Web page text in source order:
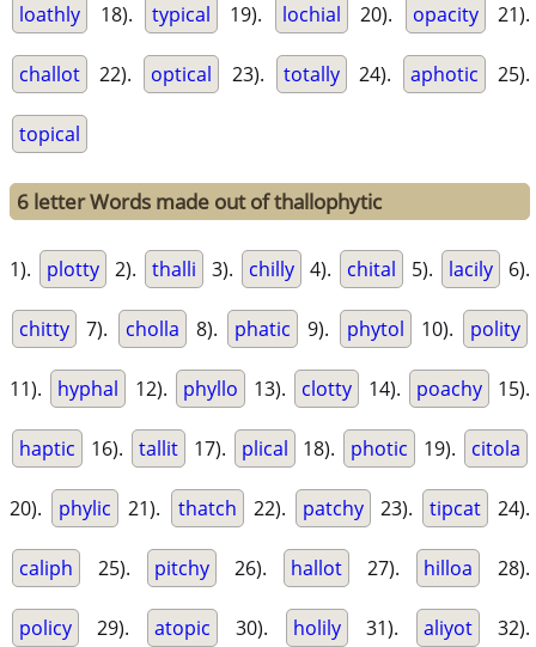
loathly 18). typical 19). lochial 20). opacity 21).
challot 22). optical 23). totally 24). aphotic 25).
topical
6 letter Words made out of thallophytic
1). plotty 2). thalli 3). chilly 4). chital 5). lacily 6).
chitty 7). cholla 8). phatic 9). phytol 10). polity
11). hyphal 12). phyllo 13). clotty 14). poachy 15).
haptic 16). tallit 17). plical 18). photic 19). citola
20). phylic 21). thatch 22). patchy 23). tipcat 24).
caliph 25). pitchy 26). hallot 27). hilloa 28).
policy 29). atopic 30). holily 31). aliyot 32).